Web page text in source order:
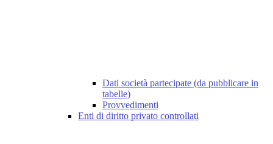
Dati società partecipate (da pubblicare in
tabelle)
Provvedimenti
Enti di diritto privato controllati